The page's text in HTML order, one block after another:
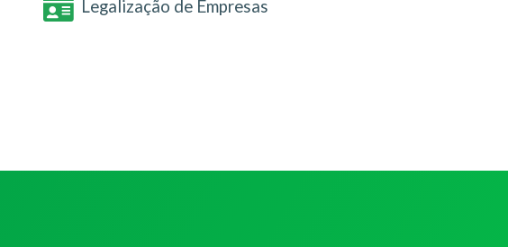
Legalização de Empresas